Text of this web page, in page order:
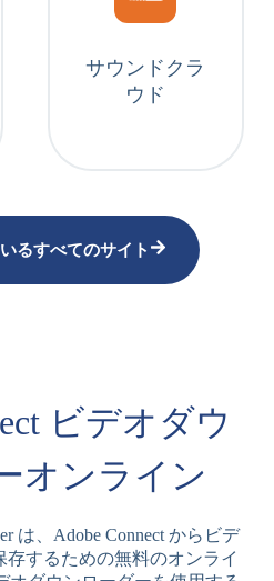
サウンドクラ
ウド
るすべてのサイト
ビデオダウ
オンライン
は、Adobe Connect からビデ
するための無料のオンライ